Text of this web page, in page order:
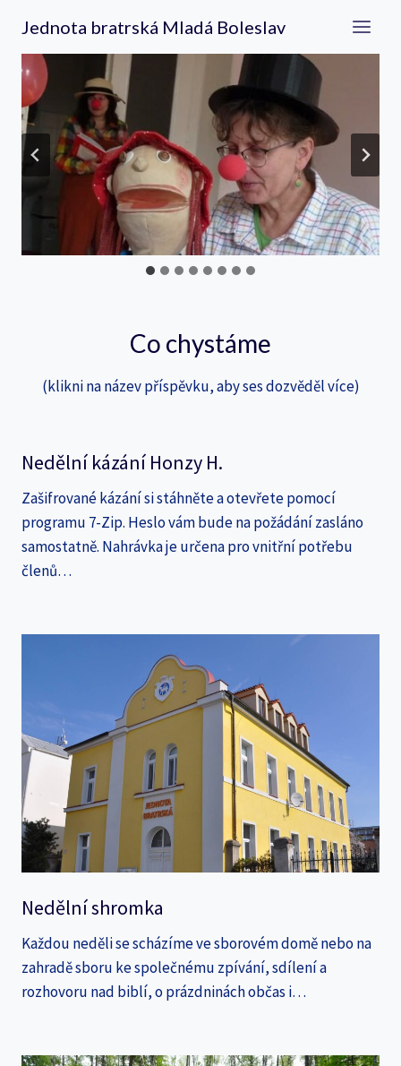
obsah
Jednota bratrská Mladá Boleslav
Co chystáme
(klikni na název příspěvku, aby ses dozvěděl více)
Nedělní kázání Honzy H.
Zašifrované kázání si stáhněte a otevřete pomocí
programu 7-Zip. Heslo vám bude na požádání zasláno
samostatně. Nahrávka je určena pro vnitřní potřebu
členů…
Nedělní shromka
Každou neděli se scházíme ve sborovém domě nebo na
zahradě sboru ke společnému zpívání, sdílení a
rozhovoru nad biblí, o prázdninách občas i…